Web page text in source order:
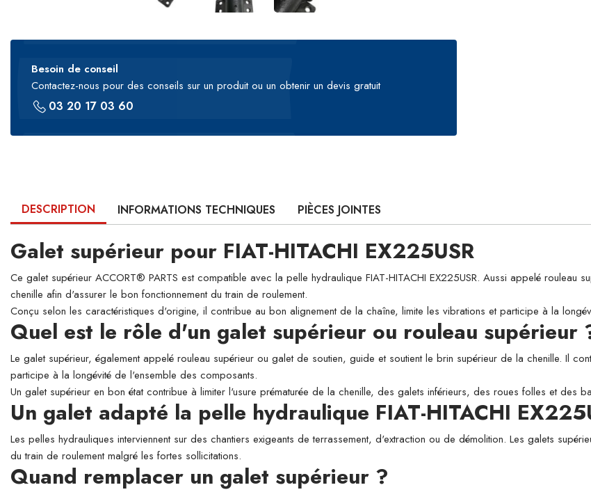
Besoin de conseil
Contactez-nous pour des conseils sur un produit ou un obtenir un devis gratuit
03 20 17 03 60
DESCRIPTION INFORMATIONS TECHNIQUES PIÈCES JOINTES
Galet supérieur pour FIAT-HITACHI EX225USR
Ce galet supérieur ACCORT® PARTS est compatible avec la pelle hydraulique FIAT-HITACHI EX225USR. Aussi appelé rouleau
chenille afin d'assurer le bon fonctionnement du train de roulement.
Conçu selon les caractéristiques d'origine, il contribue au bon alignement de la chaîne, limite les vibrations et participe à la
Quel est le rôle d'un galet supérieur ou rouleau supérieur
Le galet supérieur, également appelé rouleau supérieur ou galet de soutien, guide et soutient le brin supérieur de la chenille. Il
participe à la longévité de l'ensemble des composants.
Un galet supérieur en bon état contribue à limiter l'usure prématurée de la chenille, des galets inférieurs, des roues folles et des
Un galet adapté la pelle hydraulique FIAT-HITACHI
Les pelles hydrauliques interviennent sur des chantiers exigeants de terrassement, d'extraction ou de démolition. Les galets
du train de roulement malgré les fortes sollicitations.
Quand remplacer un galet supérieur ?